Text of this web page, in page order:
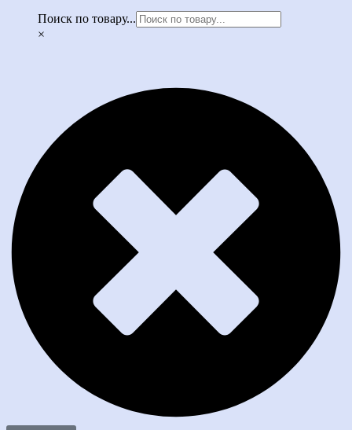
Поиск по товару...
×